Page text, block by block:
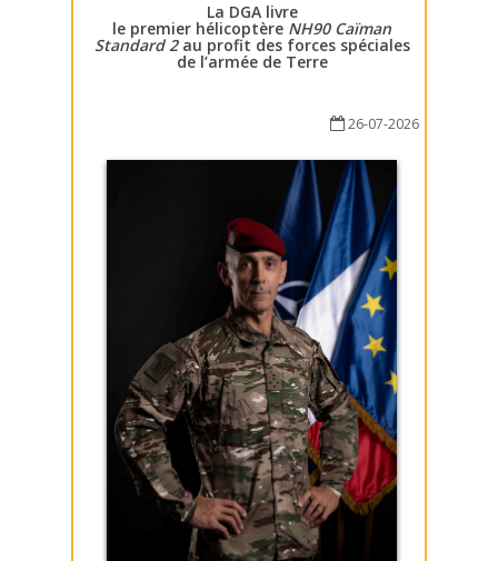
La DGA livre
le premier hélicoptère NH90 Caïman
Standard 2au profit des forces spéciales
de l’armée de Terre
26-07-2026